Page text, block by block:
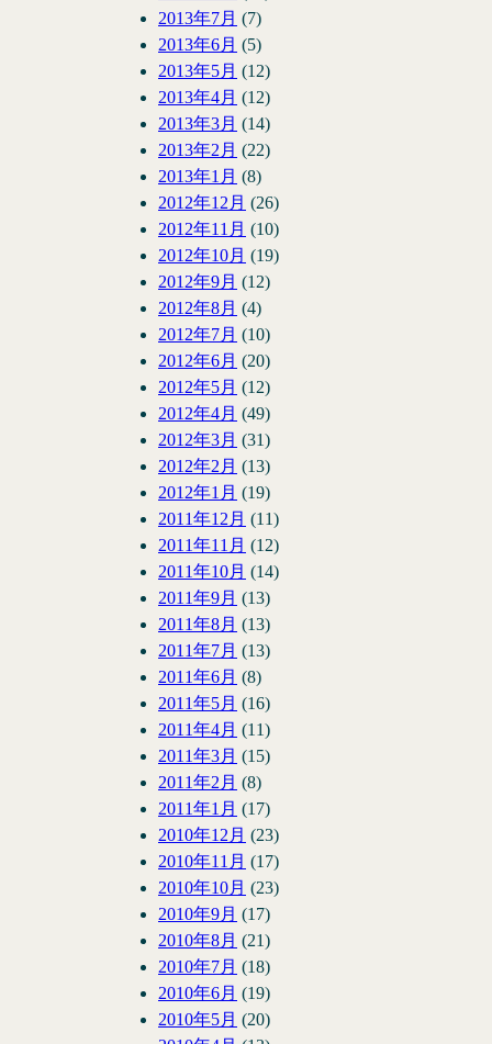
2013年7月 (7)
2013年6月 (5)
2013年5月 (12)
2013年4月 (12)
2013年3月 (14)
2013年2月 (22)
2013年1月 (8)
2012年12月 (26)
2012年11月 (10)
2012年10月 (19)
2012年9月 (12)
2012年8月 (4)
2012年7月 (10)
2012年6月 (20)
2012年5月 (12)
2012年4月 (49)
2012年3月 (31)
2012年2月 (13)
2012年1月 (19)
2011年12月 (11)
2011年11月 (12)
2011年10月 (14)
2011年9月 (13)
2011年8月 (13)
2011年7月 (13)
2011年6月 (8)
2011年5月 (16)
2011年4月 (11)
2011年3月 (15)
2011年2月 (8)
2011年1月 (17)
2010年12月 (23)
2010年11月 (17)
2010年10月 (23)
2010年9月 (17)
2010年8月 (21)
2010年7月 (18)
2010年6月 (19)
2010年5月 (20)